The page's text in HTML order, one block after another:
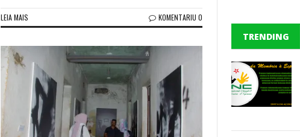
LEIA MAIS KOMENTARIU 0
TRENDING